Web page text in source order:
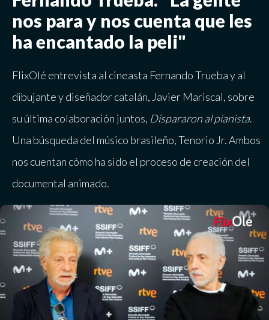
nos para y nos cuenta que les
ha encantado la peli"
FlixOlé entrevista al cineasta Fernando Trueba y al
dibujante y diseñador catalán, Javier Mariscal, sobre
su última colaboración juntos, Dispararon al pianista.
Una búsqueda del músico brasileño, Tenorio Jr. Ambos
nos cuentan cómo ha sido el proceso de creación del
documental animado.